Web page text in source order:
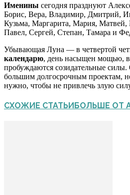
Именины сегодня празднуют
Борис, Вера, Владимир, Дмитрий,
Кузьма, Маргарита, Мария,
Павел, Сергей, Степан, Тамара и
Убывающая Луна — в четвертой
календарю, день насыщен мощью, в
пробуждаются созидательные
большим долгосрочным проектам,
нужно, чтобы не привлечь злую
СХОЖИЕ СТАТЬИБОЛЬШЕ ОТ